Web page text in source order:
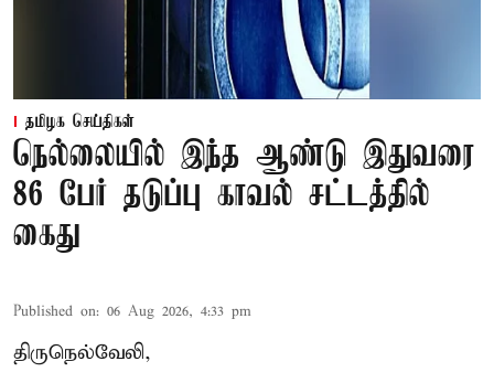
தமிழக செய்திகள்
நெல்லையில் இந்த ஆண்டு இதுவரை
86 பேர் தடுப்பு காவல் சட்டத்தில்
கைது
Published on: 06 Aug 2026, 4:33 pm
திருநெல்வேலி,